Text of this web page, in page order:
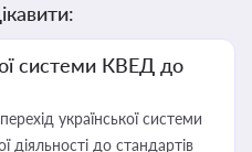
системи КВЕД до
української системи
діяльності до стандартів